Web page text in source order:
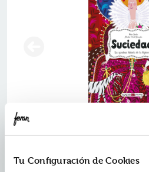
Tu Configuración de Cookies
ISBN:9788419110213